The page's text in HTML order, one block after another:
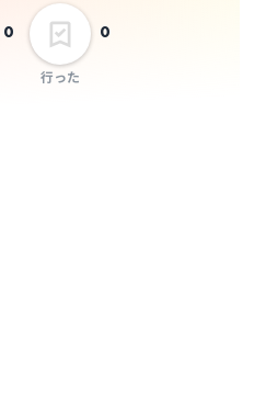
0
行った
0
茶和